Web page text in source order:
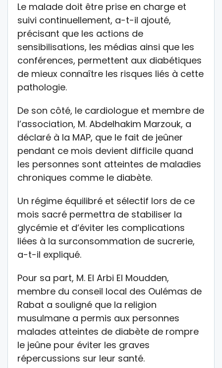
Le malade doit être prise en charge et
suivi continuellement, a-t-il ajouté,
précisant que les actions de
sensibilisations, les médias ainsi que les
conférences, permettent aux diabétiques
de mieux connaître les risques liés à cette
pathologie.
De son côté, le cardiologue et membre de
l’association, M. Abdelhakim Marzouk, a
déclaré à la MAP, que le fait de jeûner
pendant ce mois devient difficile quand
les personnes sont atteintes de maladies
chroniques comme le diabète.
Un régime équilibré et sélectif lors de ce
mois sacré permettra de stabiliser la
glycémie et d’éviter les complications
liées à la surconsommation de sucrerie,
a-t-il expliqué.
Pour sa part, M. El Arbi El Moudden,
membre du conseil local des Oulémas de
Rabat a souligné que la religion
musulmane a permis aux personnes
malades atteintes de diabète de rompre
le jeûne pour éviter les graves
répercussions sur leur santé.